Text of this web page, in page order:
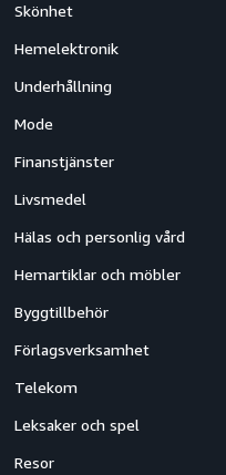
Skönhet
Hemelektronik
Underhållning
Mode
Finanstjänster
Livsmedel
Hälas och personlig vård
Hemartiklar och möbler
Byggtillbehör
Förlagsverksamhet
Telekom
Leksaker och spel
Resor